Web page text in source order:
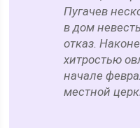
Пугачев
в дом
отказ.
хитростью
начале
местной